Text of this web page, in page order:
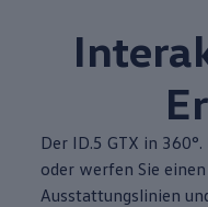
Der ID.5 GTX in
oder werfen Sie
Ausstattungslinien